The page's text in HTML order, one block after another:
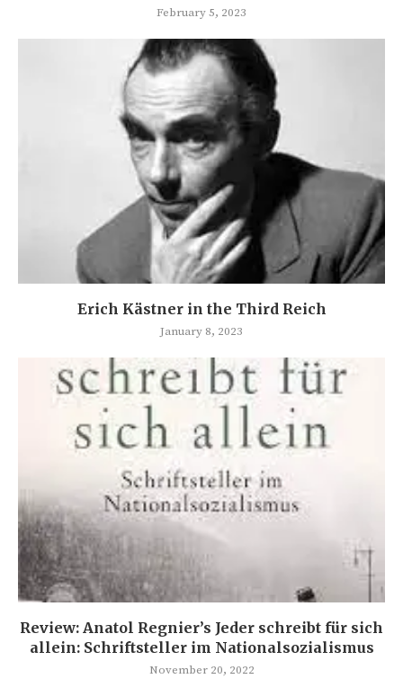
February 5, 2023
Erich Kästner in the Third Reich
January 8, 2023
Review: Anatol Regnier’s Jeder schreibt für sich
allein: Schriftsteller im Nationalsozialismus
November 20, 2022